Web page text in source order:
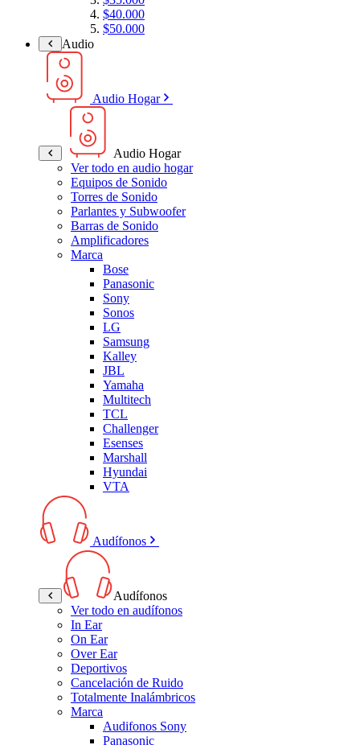
$40.000
$50.000
Audio
Audio Hogar
Audio Hogar
Ver todo en audio hogar
Equipos de Sonido
Torres de Sonido
Parlantes y Subwoofer
Barras de Sonido
Amplificadores
Marca
Bose
Panasonic
Sony
Sonos
LG
Samsung
Kalley
JBL
Yamaha
Multitech
TCL
Challenger
Esenses
Marshall
Hyundai
VTA
Audífonos
Audífonos
Ver todo en audífonos
In Ear
On Ear
Over Ear
Deportivos
Cancelación de Ruido
Totalmente Inalámbricos
Marca
Audifonos Sony
Panasonic